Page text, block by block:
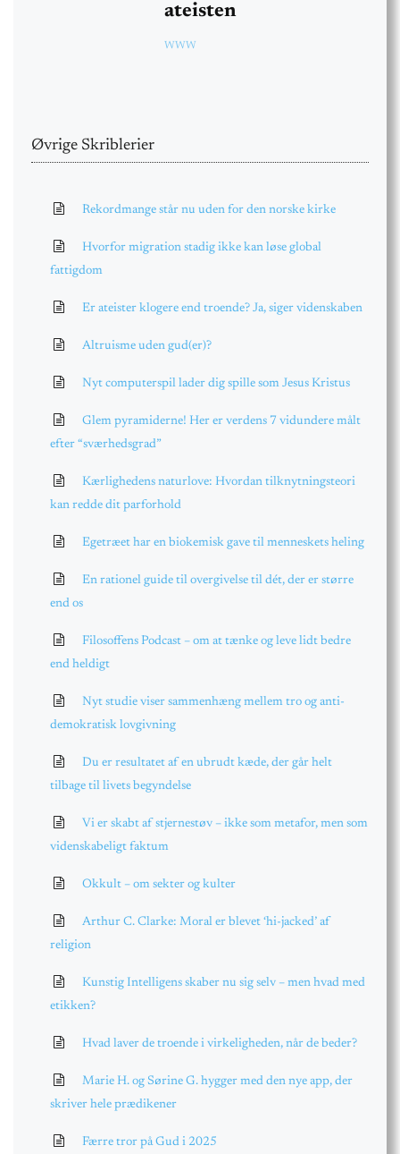
ateisten
WWW
Øvrige Skriblerier
Rekordmange står nu uden for den norske kirke
Hvorfor migration stadig ikke kan løse global
fattigdom
Er ateister klogere end troende? Ja, siger videnskaben
Altruisme uden gud(er)?
Nyt computerspil lader dig spille som Jesus Kristus
Glem pyramiderne! Her er verdens 7 vidundere målt
efter “sværhedsgrad”
Kærlighedens naturlove: Hvordan tilknytningsteori
kan redde dit parforhold
Egetræet har en biokemisk gave til menneskets heling
En rationel guide til overgivelse til dét, der er større
end os
Filosoffens Podcast – om at tænke og leve lidt bedre
end heldigt
Nyt studie viser sammenhæng mellem tro og anti-
demokratisk lovgivning
Du er resultatet af en ubrudt kæde, der går helt
tilbage til livets begyndelse
Vi er skabt af stjernestøv – ikke som metafor, men som
videnskabeligt faktum
Okkult – om sekter og kulter
Arthur C. Clarke: Moral er blevet ‘hi-jacked’ af
religion
Kunstig Intelligens skaber nu sig selv – men hvad med
etikken?
Hvad laver de troende i virkeligheden, når de beder?
Marie H. og Sørine G. hygger med den nye app, der
skriver hele prædikener
Færre tror på Gud i 2025